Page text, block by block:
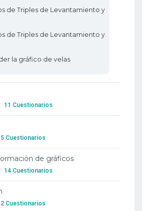
de Triples de Levantamiento y
de Triples de Levantamiento y
la gráfico de velas
11 Cuestionarios
de Fuerza Relativa
– Oscilador Estocástico
– Oscilador Estocástico
– Rango Promedio Verdadero
– Rango Promedio Verdadero
5 Cuestionarios
Fibonacci del comercio de
de gráficos
14 Cuestionarios
de formación Double Top y
de Forex
2 Cuestionarios